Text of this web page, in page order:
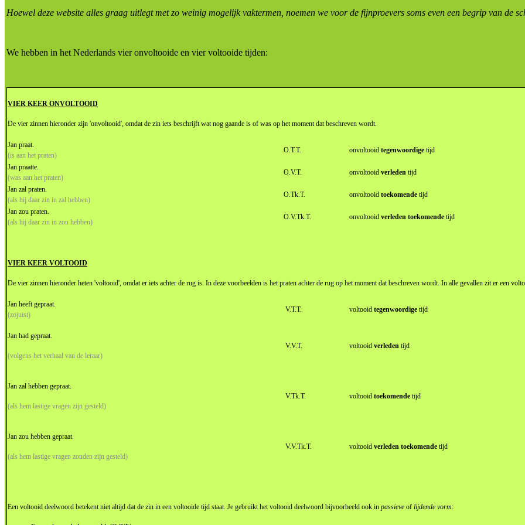
Hoewel deze website alles graag uitlegt met zo weinig mogelijk vaktermen, noemen we voor de fijnproevers soms even een begrip van de
We hebben in het Nederlands vier onvoltooide en vier voltooide tijden:
VIER KEER ONVOLTOOID
De vier zinnen hieronder zijn 'onvoltooid', omdat de zin iets beschrijft wat nog gaande is of was op het moment dat beschreven wordt.
Jan praat.
(is aan het praten)
O.T.T. onvoltooid tegenwoordige tijd
Jan praatte.
(was aan het praten)
O.V.T. onvoltooid verleden tijd
Jan zal praten.
(als hij daar zin in zal hebben)
O.Tk.T. onvoltooid toekomende tijd
Jan zou praten.
(als hij daar zin in zou hebben)
O.V.Tk.T. onvoltooid verleden toekomende tijd
VIER KEER VOLTOOID
De vier zinnen hieronder heten 'voltooid', omdat er iets achter de rug is. In deze voorbeelden is het praten achter de rug op het moment dat beschreven wordt. In alle gevallen zit er een
Jan heeft gepraat.
(zojuist)
V.T.T. voltooid tegenwoordige tijd
Jan had gepraat.
(volgens het verhaal van de leraar)
V.V.T. voltooid verleden tijd
Jan zal hebben gepraat.
(als hem lastige vragen zijn gesteld)
V.Tk.T. voltooid toekomende tijd
Jan zou hebben gepraat.
(als hem lastige vragen zouden zijn gesteld)
V.V.Tk.T. voltooid verleden toekomende tijd
Een voltooid deelwoord betekent niet altijd dat de zin in een voltooide tijd staat. Je gebruikt het voltooid deelwoord bijvoorbeeld ook in passieve of lijdende vorm: